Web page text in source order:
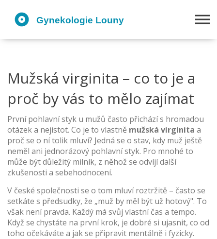
Mužská virginita – co to je a
proč by vás to mělo zajímat
První pohlavní styk u mužů často přichází s hromadou
otázek a nejistot. Co je to vlastně mužská virginita a
proč se o ní tolik mluví? Jedná se o stav, kdy muž ještě
neměl ani jednorázový pohlavní styk. Pro mnohé to
může být důležitý milník, z něhož se odvíjí další
zkušenosti a sebehodnocení.
V české společnosti se o tom mluví roztržitě – často se
setkáte s předsudky, že „muž by měl být už hotový". To
však není pravda. Každý má svůj vlastní čas a tempo.
Když se chystáte na první krok, je dobré si ujasnit, co od
toho očekáváte a jak se připravit mentálně i fyzicky.